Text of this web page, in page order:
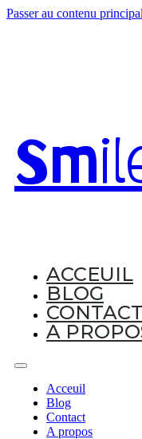
Passer au contenu principal
ACCEUIL
BLOG
CONTACT
A
Acceuil
Blog
Contact
A propos